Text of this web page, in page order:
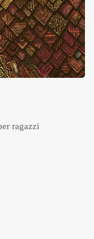
ragazzi